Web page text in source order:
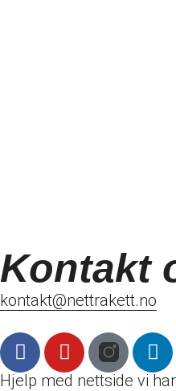
Kontakt
kontakt@nettrakett.no
Hjelp med nettside vi